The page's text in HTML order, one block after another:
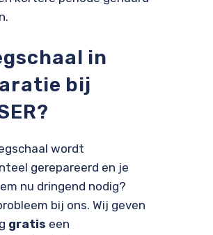
in
bij
wordt
gerepareerd en je
nu dringend nodig?
bij ons. Wij geven
gratis een